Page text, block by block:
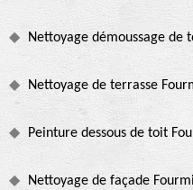
Nettoyage démoussage de
Nettoyage de terrasse
Peinture dessous de toit
Nettoyage de façade